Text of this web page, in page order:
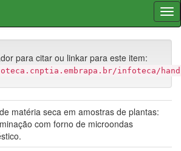
para citar ou linkar para este item:
infoteca/
matéria seca em amostras de plantas:
com forno de microondas